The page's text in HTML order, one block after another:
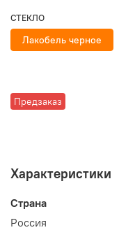
Предзаказ
СТЕКЛО
Лакобель черное
Характеристики
Страна
Россия